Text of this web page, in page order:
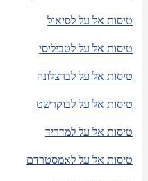
טיסות אל על לסיאול
טיסות אל על לטביליסי
טיסות אל על לברצלונה
טיסות אל על לבוקרשט
טיסות אל על למדריד
טיסות אל על לאמסטרדם